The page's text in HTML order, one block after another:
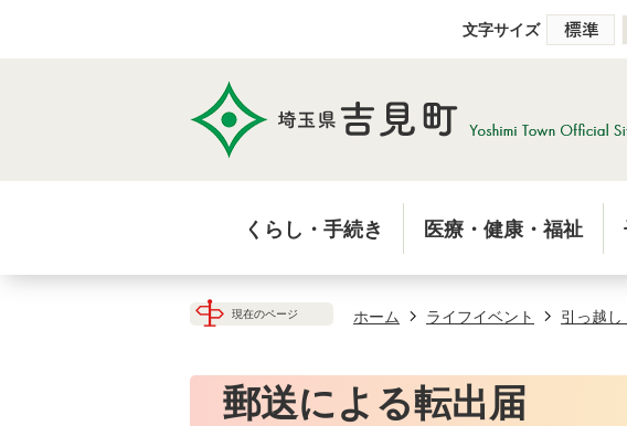
文字サイズ
くらし・手続き 医療・健康・福祉
現在のページ ホーム ライフイベント 引っ越
郵送による転出届